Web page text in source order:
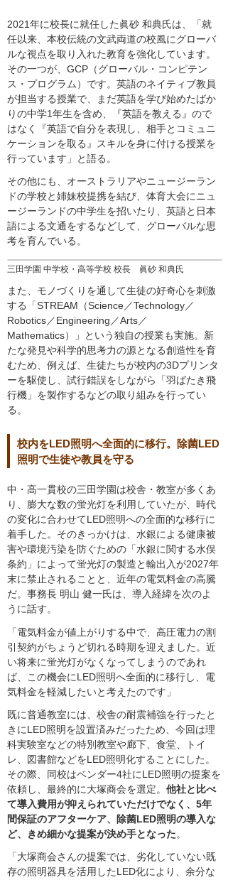
三田学園 中学校・高等学校 校長 眞砂 和典氏
2021年に校長に就任した眞砂 和典氏は、「就
任以来、本校伝統の文武両道の校風にグローバ
ルな視点を取り入れた教育を強化しています。
その一つが、GCP（グローバル・コンピテン
ス・プログラム）です。英語のネイティブ教員
が担当する授業で、まだ英語を学び始めたばか
りの中学1年生を含め、『英語を教える』ので
はなく『英語で自分を表現し、相手とコミュニ
ケーションを取る』スキルを身に付ける授業を
行っています」と語る。
その他にも、オーストラリアやニュージーラン
ドの学校と姉妹校提携を結び、体育大会にニュ
ージーランドの中学生を招いたり、英語と日本
語による文通をするなどして、グローバルな思
考を育んでいる。
また、モノづくりを通して生徒の好奇心を刺激
する「STREAM（Science／Technology／
Robotics／Engineering／Arts／
Mathematics）」という独自の授業も実施。新
たな発見や科学的思考力の源となる創造性を育
むため、例えば、生徒たちが校内の3Dプリンタ
ーを駆使し、試行錯誤をしながら「羽ばたき飛
行機」を製作するなどの取り組みを行ってい
る。
校内をLED照明へ全面的に移行。除菌LED
照明で生徒や教員を守る
中・高一貫校の三田学園は校舎・教室が多くあ
り、膨大な数の蛍光灯を利用していたが、時代
の変化に合わせてLED照明への全面的な移行に
着手した。そのきっかけは、水銀による健康被
害や環境汚染を防ぐための「水銀に関する水俣
条約」によって蛍光灯の製造と輸出入が2027年
末に禁止されることと、近年の電気料金の高騰
だ。事務長 明山 健一氏は、導入経緯を次のよ
うに話す。
「電気料金が値上がりする中で、高圧電力の割
引契約がちょうど切れる時期を迎えました。近
い将来に蛍光灯がなくなってしまうのであれ
ば、この機会にLED照明へ全面的に移行し、電
気料金を軽減したいと考えたのです」
既に普通教室には、校舎の耐震補強を行ったと
きにLED照明を設置済みだったため、今回は理
科実験室などの特別教室や廊下、食堂、トイ
レ、図書館などをLED照明化することにした。
その際、同校はベンダー4社にLED照明の提案を
依頼し、最終的に大塚商会を選定。 他社と比べ
て導入費用が抑えられていただけでなく、5年
間保証のアフターケア、除菌LED照明の導入な
ど、きめ細かな提案が決め手となった。
「大塚商会さんの提案では、劣化していない既
存の照明器具を活用したLED化により、余分な